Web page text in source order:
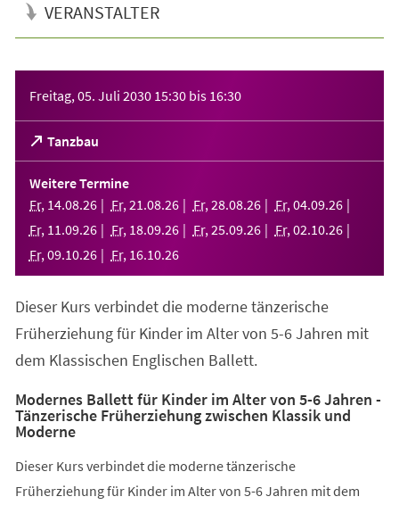
VERANSTALTER
Freitag, 05. Juli 2030 15:30 bis 16:30
Tanzbau
(Öffnet
in
einem
neuen
Tab)
Weitere Termine
Fr, 14.08.26 Fr, 21 .08.26 Fr, 28.08.26 Fr, 04.09.26
Fr, 11 .09.26 Fr, 18.09.26 Fr, 25.09.26 Fr, 02.10.26
Fr, 09.10.26 Fr, 16.10.26
Dieser Kurs verbindet die moderne tänzerische
Früherziehung für Kinder im Alter von 5-6 Jahren mit
dem Klassischen Englischen Ballett.
Modernes Ballett für Kinder im Alter von 5-6 Jahren -
Tänzerische Früherziehung zwischen Klassik und
Moderne
Dieser Kurs verbindet die moderne tänzerische
Früherziehung für Kinder im Alter von 5-6 Jahren mit dem